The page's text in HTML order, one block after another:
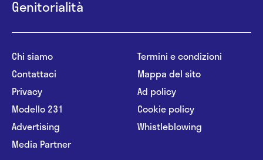
Genitorialità
Chi siamo
Contattaci
Privacy
Modello 231
Advertising
Media Partner
Termini e condizioni
Mappa del sito
Ad policy
Cookie policy
Whistleblowing